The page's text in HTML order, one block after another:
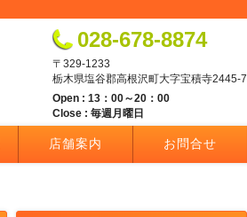
028-678-8874
〒329-1233
栃木県塩谷郡高根沢町大字宝積寺2445-7
Open : 13：00～20：00
Close : 毎週月曜日
店舗案内 お問合せ